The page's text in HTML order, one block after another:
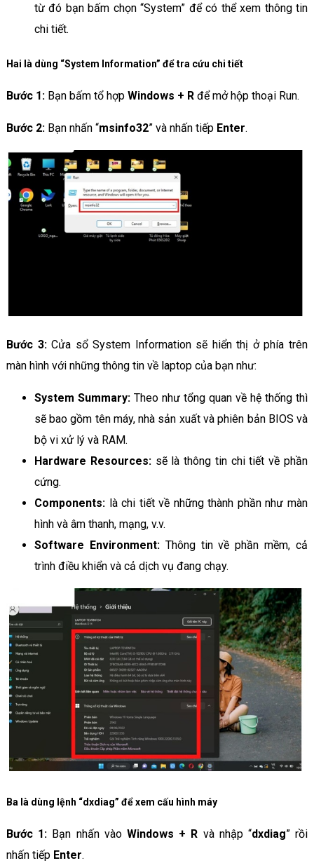
từ đó bạn bấm chọn “System” để có thể xem thông tin
chi tiết.
Hai là dùng “System Information” để tra cứu chi tiết
Bước 1: Bạn bấm tổ hợp Windows + Rđể mở hộp thoại Run.
Bước 2: Bạn nhấn “msinfo32” và nhấn tiếpEnter.
Bước 3:Cửa sổ System Information sẽ hiển thị ở phía trên
màn hình với những thông tin về laptop của bạn như:
System Summary: Theo như tổng quan về hệ thống thì
sẽ bao gồm tên máy, nhà sản xuất và phiên bản BIOS và
bộ vi xử lý và RAM.​
Hardware Resources:sẽ là thông tin chi tiết về phần
cứng.​
Components: là chi tiết về những thành phần như màn
hình và âm thanh, mạng, v.v.​
Software Environment:Thông tin về phần mềm, cả
trình điều khiển và cả dịch vụ đang chạy.
Ba là dùng lệnh “dxdiag” để xem cấu hình máy
Bước 1: Bạn nhấn vào Windows + R và nhập “dxdiag” rồi
nhấn tiếp Enter.